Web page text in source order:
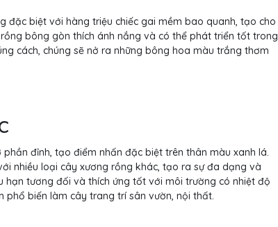
đặc biệt với hàng triệu chiếc gai mềm bao quanh, tạo cho
bông gòn thích ánh nắng và có thể phát triển tốt trong
cách, chúng sẽ nở ra những bông hoa màu trắng thơm
đỉnh, tạo điểm nhấn đặc biệt trên thân màu xanh lá.
nhiều loại cây xương rồng khác, tạo ra sự đa dạng và
hạn tương đối và thích ứng tốt với môi trường có nhiệt độ
phổ biến làm cây trang trí sân vườn, nội thất.